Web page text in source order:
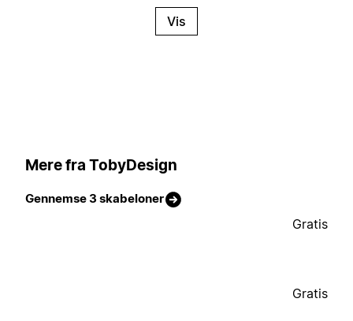
Vis
Mere fra TobyDesign
Gennemse 3 skabeloner
Gratis
Gratis